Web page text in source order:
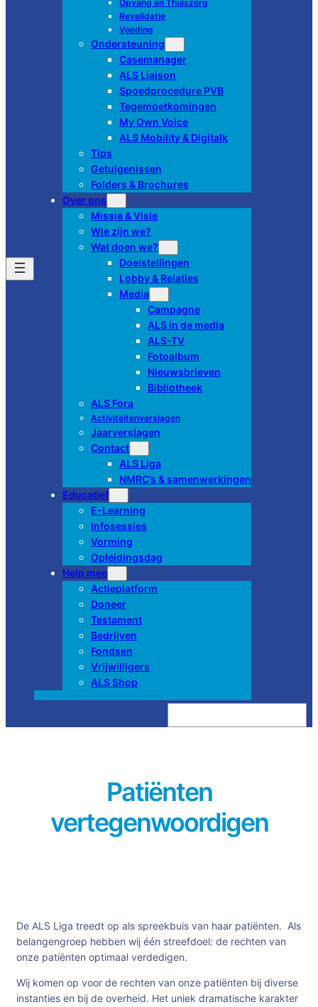
Opvang en Thuiszorg
Revalidatie
Voeding
Ondersteuning
Casemanager
ALS Liaison
Spoedprocedure PVB
Tegemoetkomingen
My Own Voice
ALS Mobility & Digitalk
Tips
Getuigenissen
Folders & Brochures
Over ons
Missie & Visie
Wie zijn we?
Wat doen we?
Doelstellingen
Lobby & Relaties
Media
Campagne
ALS in de media
ALS-TV
Fotoalbum
Nieuwsbrieven
Bibliotheek
ALS Fora
Activiteitenverslagen
Jaarverslagen
Contact
ALS Liga
NMRC’s & samenwerkingen
Educatief
E-Learning
Infosessies
Vorming
Opleidingsdag
Help mee
Actieplatform
Doneer
Testament
Bedrijven
Fondsen
Vrijwilligers
ALS Shop
Z
e
Patiënten
vertegenwoordigen
De ALS Liga treedt op als spreekbuis van haar patiënten. Als
belangengroep hebben wij één streefdoel: de rechten van
onze patiënten optimaal verdedigen.
Wij komen op voor de rechten van onze patiënten bij diverse
instanties en bij de overheid. Het uniek dramatische karakter